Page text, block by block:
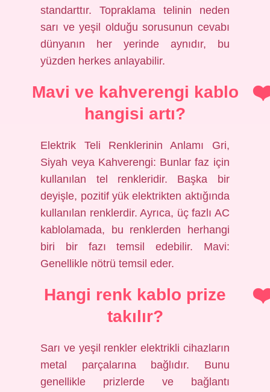
standarttır. Topraklama telinin neden
sarı ve yeşil olduğu sorusunun cevabı
dünyanın her yerinde aynıdır, bu
yüzden herkes anlayabilir.
Mavi ve kahverengi kablo
hangisi artı?
Elektrik Teli Renklerinin Anlamı Gri,
Siyah veya Kahverengi: Bunlar faz için
kullanılan tel renkleridir. Başka bir
deyişle, pozitif yük elektrikten aktığında
kullanılan renklerdir. Ayrıca, üç fazlı AC
kablolamada, bu renklerden herhangi
biri bir fazı temsil edebilir. Mavi:
Genellikle nötrü temsil eder.
Hangi renk kablo prize
takılır?
Sarı ve yeşil renkler elektrikli cihazların
metal parçalarına bağlıdır. Bunu
genellikle prizlerde ve bağlantı